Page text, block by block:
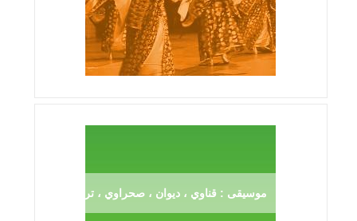
موسيقى : قناوي ، ديوان ، صحراوي ، ترڨية